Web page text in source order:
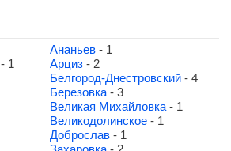
Ананьев - 1
- 1 Арциз - 2
Белгород-Днестровский - 4
Березовка - 3
Великая Михайловка - 1
Великодолинское - 1
Доброслав - 1